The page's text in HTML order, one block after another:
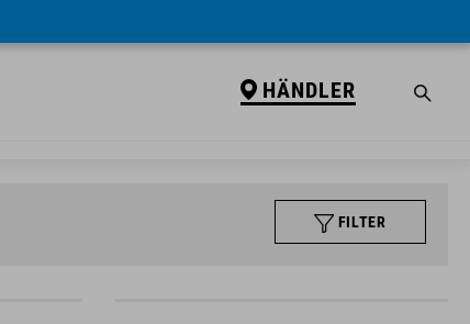
HÄNDLER
FILTER